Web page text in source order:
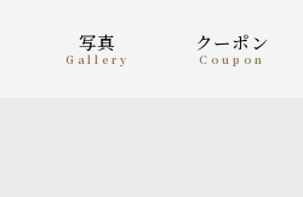
写真
gallery
クーポン
coupon